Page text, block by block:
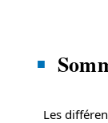
Les